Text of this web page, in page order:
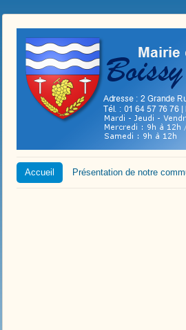
Accueil Présentation de notre